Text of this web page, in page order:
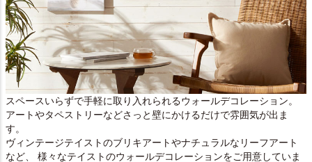
スペースいらずで手軽に取り入れられるウォールデコレーション。
アートやタペストリーなどさっと壁にかけるだけで雰囲気が出ま
す。
ヴィンテージテイストのブリキアートやナチュラルなリーフアート
など、 様々なテイストのウォールデコレーションをご用意していま